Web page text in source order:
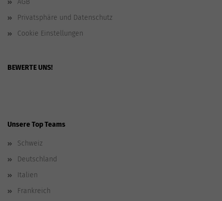
AGB
Privatsphäre und Datenschutz
Cookie Einstellungen
BEWERTE UNS!
Unsere Top Teams
Schweiz
Deutschland
Italien
Frankreich